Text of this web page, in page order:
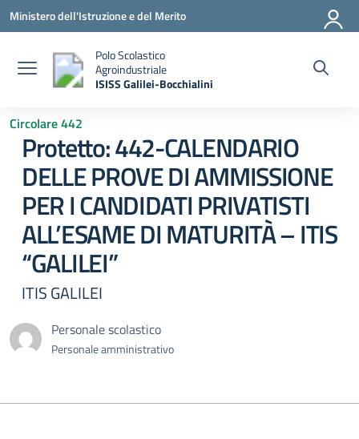
Vai ai contenuti
Vai al menu di navigazione
Vai al footer
Ministero dell'Istruzione e del Merito
Polo Scolastico
Agroindustriale
ISISS Galilei-Bocchialini
Circolare 442
Protetto: 442-CALENDARIO
DELLE PROVE DI AMMISSIONE
PER I CANDIDATI PRIVATISTI
ALL’ESAME DI MATURITÀ – ITIS
“GALILEI”
ITIS GALILEI
Personale scolastico
Personale amministrativo